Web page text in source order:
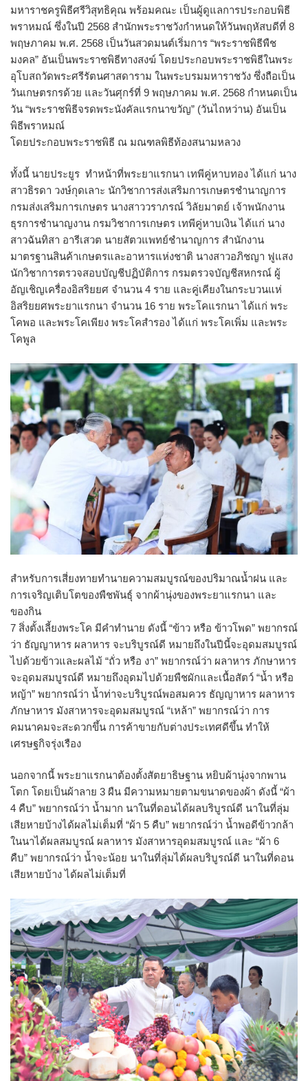
มหาราชครูพิธีศรีวิสุทธิคุณ พร้อมคณะ เป็นผู้ดูแลการประกอบพิธี
พราหมณ์ ซึ่งในปี 2568 สำนักพระราชวังกำหนดให้วันพฤหัสบดีที่ 8
พฤษภาคม พ.ศ. 2568 เป็นวันสวดมนต์เริ่มการ “พระราชพิธีพืช
มงคล” อันเป็นพระราชพิธีทางสงฆ์ โดยประกอบพระราชพิธีในพระ
อุโบสถวัดพระศรีรัตนศาสดาราม ในพระบรมมหาราชวัง ซึ่งถือเป็น
วันเกษตรกรด้วย และวันศุกร์ที่ 9 พฤษภาคม พ.ศ. 2568 กำหนดเป็น
วัน “พระราชพิธีจรดพระนังคัลแรกนาขวัญ” (วันไถหว่าน) อันเป็น
พิธีพราหมณ์
โดยประกอบพระราชพิธี ณ มณฑลพิธีท้องสนามหลวง
ทั้งนี้ นายประยูร ทำหน้าที่พระยาแรกนา เทพีคู่หาบทอง ได้แก่ นาง
สาวธิรดา วงษ์กุดเลาะ นักวิชาการส่งเสริมการเกษตรชำนาญการ
กรมส่งเสริมการเกษตร นางสาววราภรณ์ วิลัยมาตย์ เจ้าพนักงาน
ธุรการชำนาญงาน กรมวิชาการเกษตร เทพีคู่หาบเงิน ได้แก่ นาง
สาวฉันทิสา อารีเสวต นายสัตวแพทย์ชำนาญการ สำนักงาน
มาตรฐานสินค้าเกษตรและอาหารแห่งชาติ นางสาวอภิชญา ฟูแสง
นักวิชาการตรวจสอบบัญชีปฏิบัติการ กรมตรวจบัญชีสหกรณ์ ผู้
อัญเชิญเครื่องอิสริยยศ จำนวน 4 ราย และคู่เคียงในกระบวนแห่
อิสริยยศพระยาแรกนา จำนวน 16 ราย พระโคแรกนา ได้แก่ พระ
โคพอ และพระโคเพียง พระโคสำรอง ได้แก่ พระโคเพิ่ม และพระ
โคพูล
สำหรับการเสี่ยงทายทำนายความสมบูรณ์ของปริมาณน้ำฝน และ
การเจริญเติบโตของพืชพันธุ์ จากผ้านุ่งของพระยาแรกนา และ
ของกิน
7 สิ่งตั้งเลี้ยงพระโค มีคำทำนาย ดังนี้ “ข้าว หรือ ข้าวโพด” พยากรณ์
ว่า ธัญญาหาร ผลาหาร จะบริบูรณ์ดี หมายถึงในปีนี้จะอุดมสมบูรณ์
ไปด้วยข้าวและผลไม้ “ถั่ว หรือ งา” พยากรณ์ว่า ผลาหาร ภักษาหาร
จะอุดมสมบูรณ์ดี หมายถึงอุดมไปด้วยพืชผักและเนื้อสัตว์ “น้ำ หรือ
หญ้า” พยากรณ์ว่า น้ำท่าจะบริบูรณ์พอสมควร ธัญญาหาร ผลาหาร
ภักษาหาร มังสาหารจะอุดมสมบูรณ์ “เหล้า” พยากรณ์ว่า การ
คมนาคมจะสะดวกขึ้น การค้าขายกับต่างประเทศดีขึ้น ทำให้
เศรษฐกิจรุ่งเรือง
นอกจากนี้ พระยาแรกนาต้องตั้งสัตยาธิษฐาน หยิบผ้านุ่งจากพาน
โตก โดยเป็นผ้าลาย 3 ผืน มีความหมายตามขนาดของผ้า ดังนี้ “ผ้า
4 คืบ” พยากรณ์ว่า น้ำมาก นาในที่ดอนได้ผลบริบูรณ์ดี นาในที่ลุ่ม
เสียหายบ้างได้ผลไม่เต็มที่ “ผ้า 5 คืบ” พยากรณ์ว่า น้ำพอดีข้าวกล้า
ในนาได้ผลสมบูรณ์ ผลาหาร มังสาหารอุดมสมบูรณ์ และ “ผ้า 6
คืบ” พยากรณ์ว่า น้ำจะน้อย นาในที่ลุ่มได้ผลบริบูรณ์ดี นาในที่ดอน
เสียหายบ้าง ได้ผลไม่เต็มที่